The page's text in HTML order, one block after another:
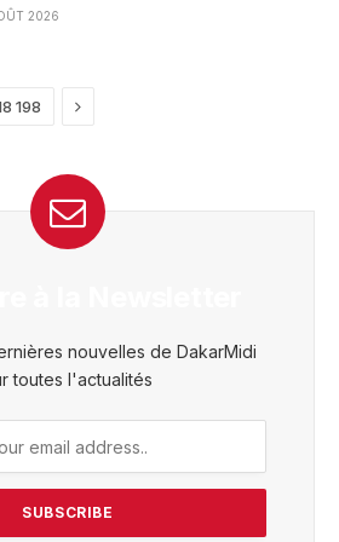
2026
198 Next
nouvelles de DakarMidi
toutes l'actualités